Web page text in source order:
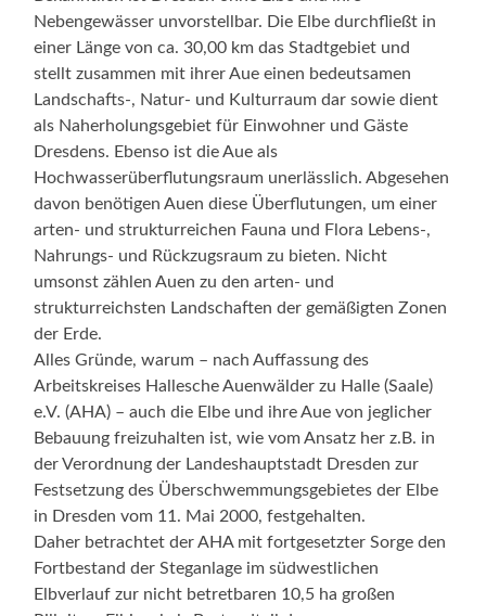
Nebengewässer unvorstellbar. Die Elbe durchfließt in
einer Länge von ca. 30,00 km das Stadtgebiet und
stellt zusammen mit ihrer Aue einen bedeutsamen
Landschafts-, Natur- und Kulturraum dar sowie dient
als Naherholungsgebiet für Einwohner und Gäste
Dresdens. Ebenso ist die Aue als
Hochwasserüberflutungsraum unerlässlich. Abgesehen
davon benötigen Auen diese Überflutungen, um einer
arten- und strukturreichen Fauna und Flora Lebens-,
Nahrungs- und Rückzugsraum zu bieten. Nicht
umsonst zählen Auen zu den arten- und
strukturreichsten Landschaften der gemäßigten Zonen
der Erde.
Alles Gründe, warum – nach Auffassung des
Arbeitskreises Hallesche Auenwälder zu Halle (Saale)
e.V. (AHA) – auch die Elbe und ihre Aue von jeglicher
Bebauung freizuhalten ist, wie vom Ansatz her z.B. in
der Verordnung der Landeshauptstadt Dresden zur
Festsetzung des Überschwemmungsgebietes der Elbe
in Dresden vom 11. Mai 2000, festgehalten.
Daher betrachtet der AHA mit fortgesetzter Sorge den
Fortbestand der Steganlage im südwestlichen
Elbverlauf zur nicht betretbaren 10,5 ha großen